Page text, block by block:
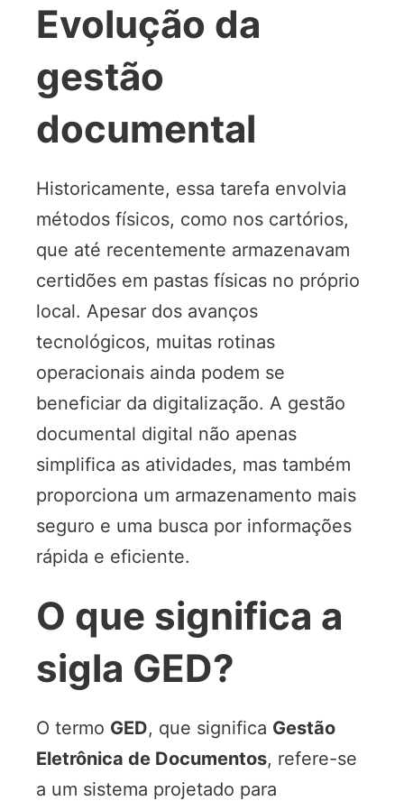
Evolução da
gestão
documental
Historicamente, essa tarefa envolvia
métodos físicos, como nos cartórios,
que até recentemente armazenavam
certidões em pastas físicas no próprio
local. Apesar dos avanços
tecnológicos, muitas rotinas
operacionais ainda podem se
beneficiar da digitalização. A gestão
documental digital não apenas
simplifica as atividades, mas também
proporciona um armazenamento mais
seguro e uma busca por informações
rápida e eficiente.
O que significa a
sigla GED?
O termo GED, que significa Gestão
Eletrônica de Documentos, refere-se
a um sistema projetado para